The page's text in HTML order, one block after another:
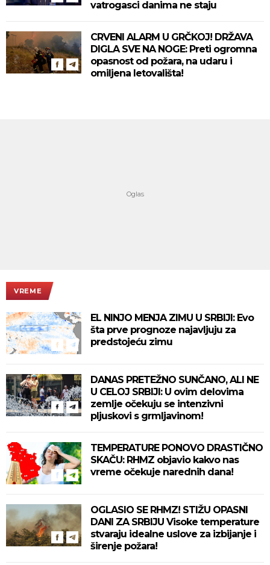
vatrogasci danima ne staju
CRVENI ALARM U GRČKOJ! DRŽAVA
DIGLA SVE NA NOGE: Preti ogromna
opasnost od požara, na udaru i
omiljena letovališta!
VREME
EL NINJO MENJA ZIMU U SRBIJI: Evo
šta prve prognoze najavljuju za
predstojeću zimu
DANAS PRETEŽNO SUNČANO, ALI NE
U CELOJ SRBIJI: U ovim delovima
zemlje očekuju se intenzivni
pljuskovi s grmljavinom!
TEMPERATURE PONOVO DRASTIČNO
SKAČU: RHMZ objavio kakvo nas
vreme očekuje narednih dana!
OGLASIO SE RHMZ! STIŽU OPASNI
DANI ZA SRBIJU Visoke temperature
stvaraju idealne uslove za izbijanje i
širenje požara!